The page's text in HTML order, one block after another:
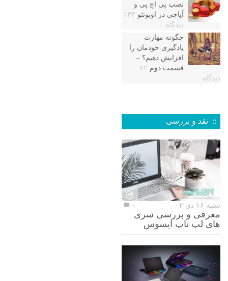
نصب پی اچ پی و
آپاچی در اوبونتو ۱۳۴
دیدگاه
چگونه مهارت
یادگیری خودمان را
افزایش دهیم؟ –
قسمت دوم ۷۲
دیدگاه
:: نقد و بررسی
شنبه ۱۶ دی ۰۲ ۰
معرفی و بررسی سری
های لپ تاپ ایسوس